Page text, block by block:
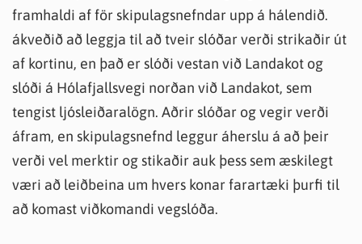
framhaldi af för skipulagsnefndar upp á hálendið.
ákveðið að leggja til að tveir slóðar verði strikaðir út
af kortinu, en það er slóði vestan við Landakot og
slóði á Hólafjallsvegi norðan við Landakot, sem
tengist ljósleiðaralögn. Aðrir slóðar og vegir verði
áfram, en skipulagsnefnd leggur áherslu á að þeir
verði vel merktir og stikaðir auk þess sem æskilegt
væri að leiðbeina um hvers konar farartæki þurfi til
að komast viðkomandi vegslóða.